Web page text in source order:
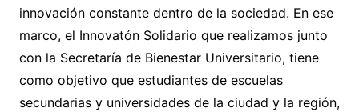
innovación constante dentro de la sociedad. En ese
marco, el Innovatón Solidario que realizamos junto
con la Secretaría de Bienestar Universitario, tiene
como objetivo que estudiantes de escuelas
secundarias y universidades de la ciudad y la región,